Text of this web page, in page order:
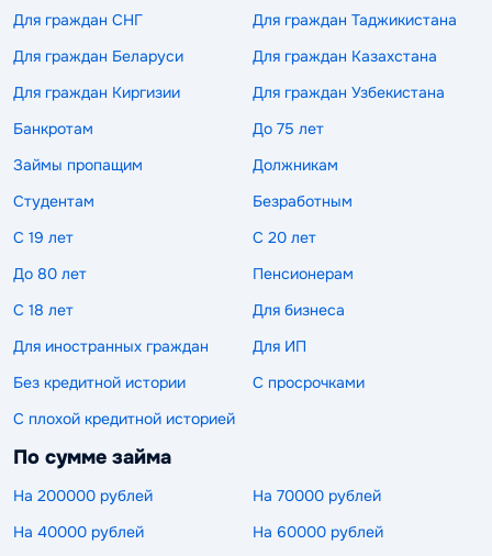
Для граждан СНГ
Для граждан Таджикистана
Для граждан Беларуси
Для граждан Казахстана
Для граждан Киргизии
Для граждан Узбекистана
Банкротам
До 75 лет
Займы пропащим
Должникам
Студентам
Безработным
С 19 лет
С 20 лет
До 80 лет
Пенсионерам
С 18 лет
Для бизнеса
Для иностранных граждан
Для ИП
Без кредитной истории
С просрочками
С плохой кредитной историей
По сумме займа
На 200000 рублей
На 70000 рублей
На 40000 рублей
На 60000 рублей